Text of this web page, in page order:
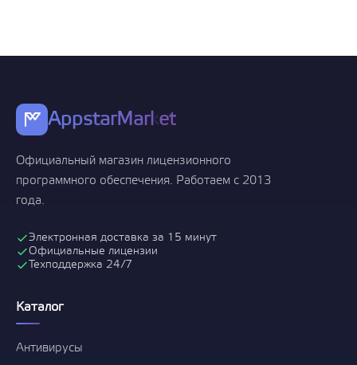
AppstarMarket
Официальный магазин лицензионного
программного обеспечения. Работаем с 2013
года.
Электронная доставка за 15 минут
Официальные лицензии
Техподдержка 24/7
Каталог
Антивирусы